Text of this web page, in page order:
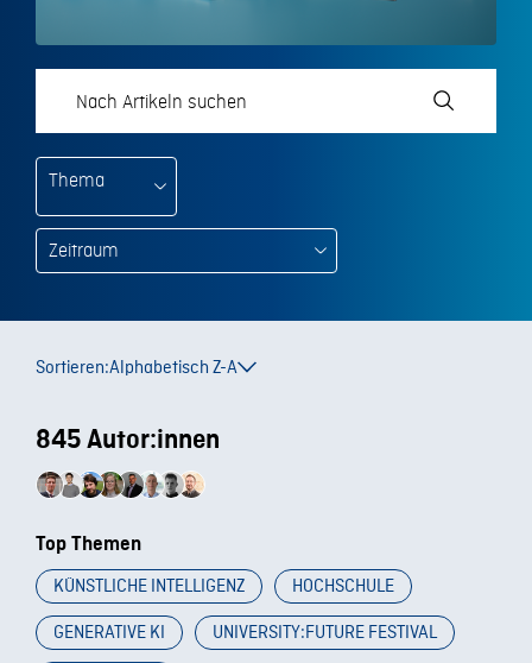
Thema
Sortieren:Alphabetisch Z-A
845 Autor:innen
Top Themen
KÜNSTLICHE INTELLIGENZ
HOCHSCHULE
GENERATIVE KI
UNIVERSITY:FUTURE FESTIVAL